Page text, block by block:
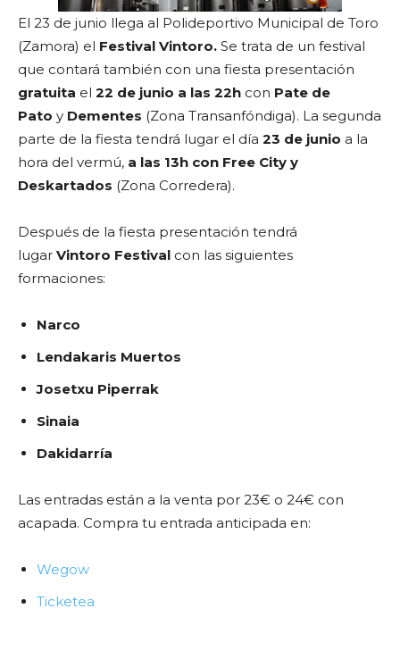
El 23 de junio llega al Polideportivo Municipal de Toro
(Zamora) el Festival Vintoro. Se trata de un festival
que contará también con una fiesta presentación
gratuita el 22 de junio a las 22h con Pate de
Pato y Dementes (Zona Transanfóndiga). La segunda
parte de la fiesta tendrá lugar el día 23 de junio a la
hora del vermú, a las 13h con Free City y
Deskartados (Zona Corredera).
Después de la fiesta presentación tendrá
lugar Vintoro Festival con las siguientes
formaciones:
Narco
Lendakaris Muertos
Josetxu Piperrak
Sinaia
Dakidarría
Las entradas están a la venta por 23€ o 24€ con
acapada. Compra tu entrada anticipada en:
Wegow
Ticketea